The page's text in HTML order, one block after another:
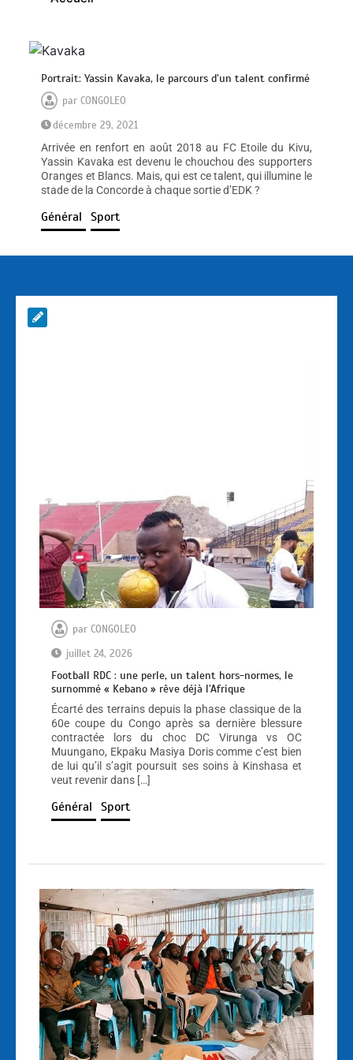
Portrait: Yassin Kavaka, le parcours d’un talent confirmé
parCONGOLEO
décembre 29, 2021
Arrivée en renfort en août 2018 au FC Etoile du Kivu,
Yassin Kavaka est devenu le chouchou des supporters
Oranges et Blancs. Mais, qui est ce talent, qui illumine le
stade de la Concorde à chaque sortie d’EDK ?
Général Sport
par CONGOLEO
juillet 24, 2026
Football RDC : une perle, un talent hors-normes, le
surnommé « Kebano » rêve déjà l’Afrique
Écarté des terrains depuis la phase classique de la
60e coupe du Congo après sa dernière blessure
contractée lors du choc DC Virunga vs OC
Muungano, Ekpaku Masiya Doris comme c’est bien
de lui qu’il s’agit poursuit ses soins à Kinshasa et
veut revenir dans […]
Général Sport